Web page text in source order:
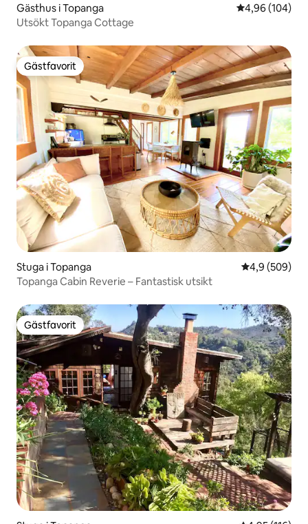
Gästhus i Topanga 4,96 av 5 i
4,96 (104)
Utsökt Topanga Cottage
Gästfavorit
Gästfavorit
Stuga i Topanga 4,9 av 5 i
4,9 (509)
Topanga Cabin Reverie – Fantastisk utsikt
Gästfavorit
Gästfavorit